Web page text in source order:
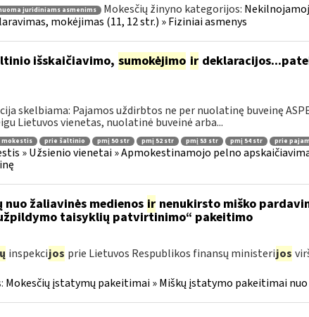
juridiniams asmenims Mokesčių žinyno kategorijos:
mokėjimas (11, 12 str.) » Fiziniai asmenys
išskaičiavimo, sumokėjimo ir
skelbiama: Pajamos uždirbtos ne per nuolatinę buveinę
Lietuvos vienetas, nuolatinė buveinė arba...
mokestis prie šaltinio pmį 50 str pmį 52 str pmį 53 str pmį 54 str prie
» Užsienio vienetai » Apmokestinamojo pelno
žaliavinės medienos irnenukirsto miško
taisyklių patvirtinimo“ pakeitimo
inspekcijos prie Lietuvos Respublikos finansų ministerijos
Mokesčių įstatymų pakeitimai » Miškų įstatymo pakeitimai nuo